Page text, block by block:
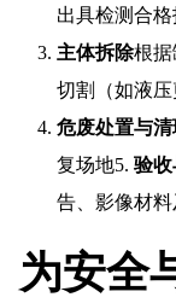
出具检测合格
主体拆除根
切割（如液压
危废处置与清
复场地5.验
告、影像材料
为安全